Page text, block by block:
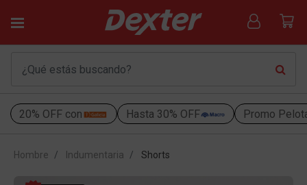
20% OFF con Hasta 30% OFF Promo
Hombre Indumentaria Shorts